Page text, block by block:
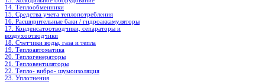
14. Теплообменники
15. Средства учета теплопотребления
16. Расширительные баки / гидроаккамуляторы
17. Конденсатоотводчики, сепараторы и
воздухоотводчики
18. Счетчики воды, газа и тепла
19. Теплоавтоматика
20. Теплогенераторы
21. Тепловентиляторы
22. Тепло- вибро- шумоизоляция
23. Уплотнения